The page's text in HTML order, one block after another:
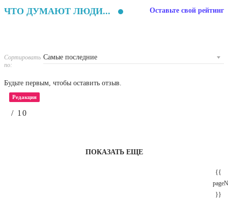
ЧТО ДУМАЮТ ЛЮДИ... Оставьте свой рейтинг
Сортировать
по:
Будьте первым, чтобы оставить отзыв.
Редакция
/ 10
ПОКАЗАТЬ ЕЩЕ
{{
}}